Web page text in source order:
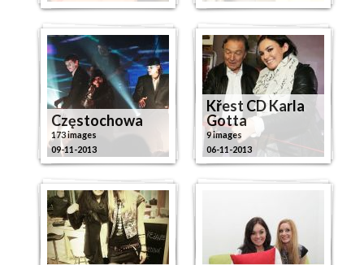
Częstochowa
173 images
09-11-2013
Křest CD Karla
Gotta
9 images
06-11-2013